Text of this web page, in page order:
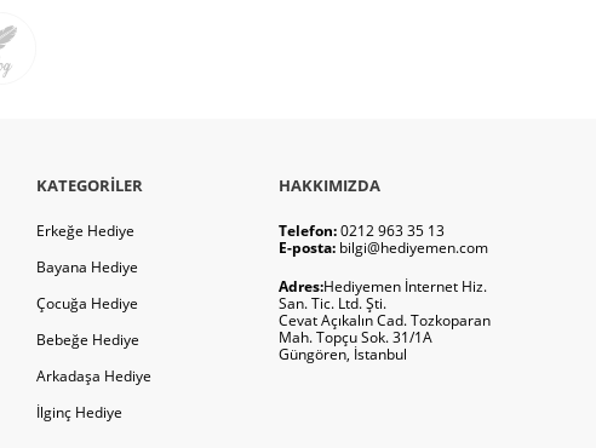
KATEGORILER
Erkeğe Hediye
Bayana Hediye
Çocuğa Hediye
Bebeğe Hediye
Arkadaşa Hediye
İlginç Hediye
HAKKIMIZDA
Telefon:0212 963 35 13
E-posta: bilgi@hediyemen.com
Adres:Hediyemen İnternet Hiz.
San. Tic. Ltd. Şti.
Cevat Açıkalın Cad. Tozkoparan
Mah. Topçu Sok. 31/1A
Güngören, İstanbul